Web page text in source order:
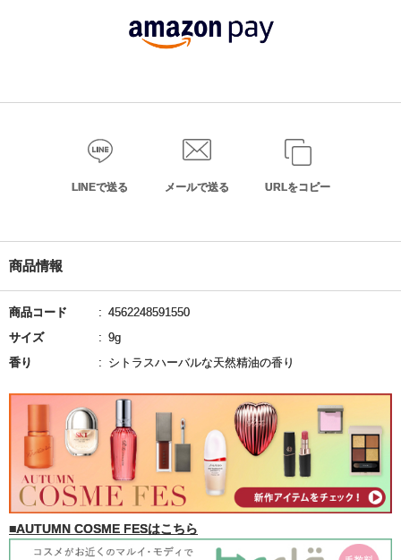
LINEで送る メールで送る URLをコピー
商品情報
商品コード
4562248591550
サイズ
9g
香り
シトラスハーバルな天然精油の香り
■AUTUMN COSME FESはこちら